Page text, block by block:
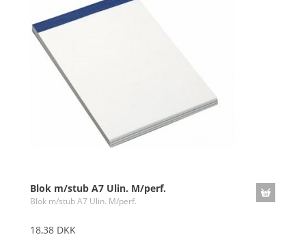
Blok m/stub A7 Ulin. M/perf.
Blok m/stub A7 Ulin. M/perf.
18,38 DKK